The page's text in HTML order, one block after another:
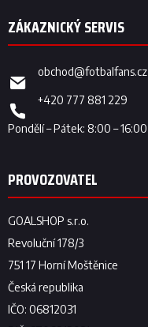
obchod@fotbalfans.cz
+420 777 881 229